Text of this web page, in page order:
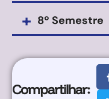
+ 8º Semestre
Compartilhar: